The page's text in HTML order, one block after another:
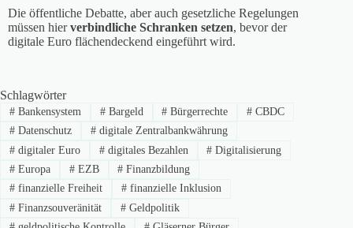
Die öffentliche Debatte, aber auch gesetzliche Regelungen
müssen hierverbindliche Schranken setzen, bevor der
digitale Euro flächendeckend eingeführt wird.
Schlagwörter
#Bankensystem #Bargeld # Bürgerrechte # CBDC
#Datenschutz #digitale Zentralbankwährung
#digitaler Euro #digitales Bezahlen # Digitalisierung
#Europa #EZB # Finanzbildung
#finanzielle Freiheit #finanzielle Inklusion
#Finanzsouveränität #Geldpolitik